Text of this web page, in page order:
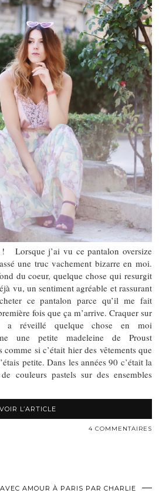
Lorsque j’ai vu ce pantalon oversize
une truc vachement bizarre en moi.
du coeur, quelque chose qui resurgit
vu, un sentiment agréable et rassurant
ce pantalon parce qu’il me fait
fois que ça m’arrive. Craquer sur
a réveillé quelque chose en moi
une petite madeleine de Proust
comme si c’était hier des vêtements que
petite. Dans les années 90 c’était la
couleurs pastels sur des ensembles
VOIR L’ARTICLE
4 COMMENTAIRES
AMOUR À PARIS PAR CHARLIE